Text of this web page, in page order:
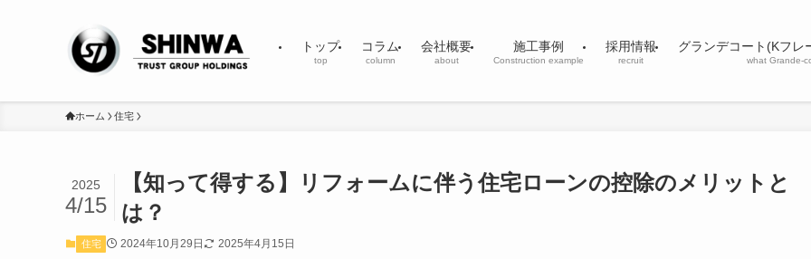
トップ
top
コラム
column
会社概要
about
施工事例
Construction example
採用情報
recruit
グランデコート(Kフレ
what Grande-
ホーム 住宅
【知って得する】リフォームに伴う住宅ローンの控除のメリットと
は？
2025
4/15
住宅 2024年10月29日 2025年4月15日